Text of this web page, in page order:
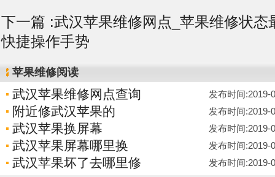
下一篇 :武汉苹果维修网点_苹果维修状态
快捷操作手势
苹果维修阅读
武汉苹果维修网点查询 发布时间:2019-
附近修武汉苹果的 发布时间:2019-
武汉苹果换屏幕 发布时间:2019-
武汉苹果屏幕哪里换 发布时间:2019-
武汉苹果坏了去哪里修 发布时间:2019-